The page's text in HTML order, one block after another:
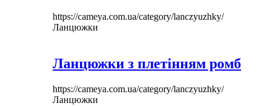
https://cameya.com.ua/category/lanczyuzhky/
Ланцюжки
Ланцюжки з плетінням ромб
https://cameya.com.ua/category/lanczyuzhky/
Ланцюжки